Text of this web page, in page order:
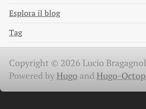
Esplora il blog
Tag
Copyright © 2026 Lucio
Powered byHugo and Hugo-